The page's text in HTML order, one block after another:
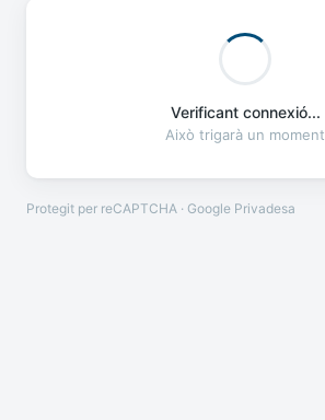
Verificant connexió...
Això trigarà un moment
Protegit per reCAPTCHA · Google Privadesa